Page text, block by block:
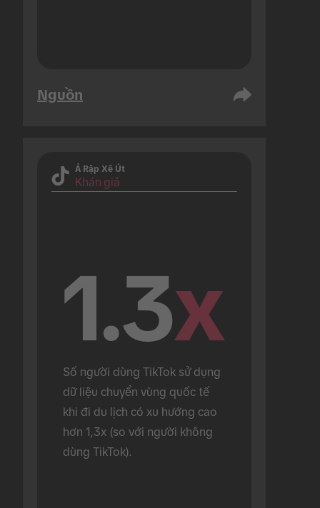
Nguồn
Ả Rập Xê Út
Khán giả
1.3x
Số người dùng TikTok sử dụng
dữ liệu chuyển vùng quốc tế
khi đi du lịch có xu hướng cao
hơn 1,3x (so với người không
dùng TikTok).